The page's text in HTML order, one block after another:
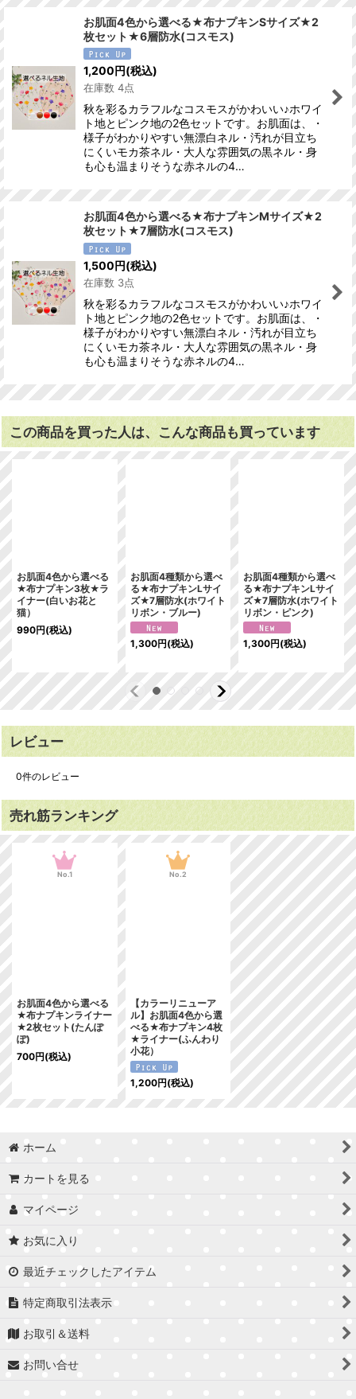
お肌面4色から選べる★布ナプキンSサイズ★2
枚セット★6層防水(コスモス)
1,200円(税込)
在庫数 4点
秋を彩るカラフルなコスモスがかわいい♪ホワイ
ト地とピンク地の2色セットです。お肌面は、・
様子がわかりやすい無漂白ネル・汚れが目立ち
にくいモカ茶ネル・大人な雰囲気の黒ネル・身
も心も温まりそうな赤ネルの4…
お肌面4色から選べる★布ナプキンMサイズ★2
枚セット★7層防水(コスモス)
1,500円(税込)
在庫数 3点
秋を彩るカラフルなコスモスがかわいい♪ホワイ
ト地とピンク地の2色セットです。お肌面は、・
様子がわかりやすい無漂白ネル・汚れが目立ち
にくいモカ茶ネル・大人な雰囲気の黒ネル・身
も心も温まりそうな赤ネルの4…
この商品を買った人は、こんな商品も買っています
お肌面4色から選べる
★布ナプキン3枚★ラ
イナー(白いお花と
猫）
990円(税込)
お肌面4種類から選べ
る★布ナプキンLサイ
ズ★7層防水(ホワイト
リボン・ブルー)
1,300円(税込)
お肌面4種類から選べ
る★布ナプキンLサイ
ズ★7層防水(ホワイト
リボン・ピンク)
1,300円(税込)
レビュー
0件のレビュー
売れ筋ランキング
No.1
お肌面4色から選べる
★布ナプキンライナー
★2枚セット(たんぽ
ぽ)
700円(税込)
No.2
【カラーリニューア
ル】お肌面4色から選
べる★布ナプキン4枚
★ライナー(ふんわり
小花）
1,200円(税込)
ホーム
カートを見る
マイページ
お気に入り
最近チェックしたアイテム
特定商取引法表示
お取引＆送料
お問い合せ